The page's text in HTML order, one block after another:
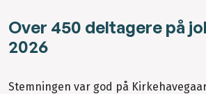
Over 450 deltagere på
2026
Stemningen var god på